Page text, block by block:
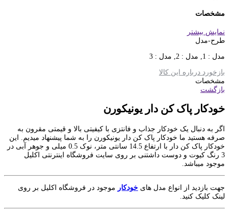
مشخصات
نمایش بیشتر
طرح-مدل
مدل : 1, مدل : 2, مدل : 3
بازخورد درباره این کالا
مشخصات
بازگشت
خودکار پاک کن دار یونیکورن
اگر به دنبال یک خودکار جذاب و فانتزی با کیفیتی بالا و قیمتی مقرون به
صرفه هستید ما خودکار پاک کن دار یونیکورن را به شما پیشنهاد میدیم. این
خودکار پاک کن دار با ارتفاع 14.5 سانتی متر، نوک 0.5 میلی و جوهر آبی در
3 رنگ کیوت و دوست داشتنی بر روی سایت فروشگاه اینترنتی اکلیل
موجود میباشد.
جهت بازدید از انواع مدل های خودکار موجود در فروشگاه اکلیل بر روی
لینک کلیک کنید.